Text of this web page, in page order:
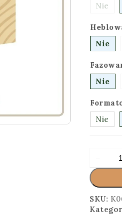
Nie
Nie
Nie
Nie
-
Kantówka
6x6x150
[cm]
Surowa,
SKU: